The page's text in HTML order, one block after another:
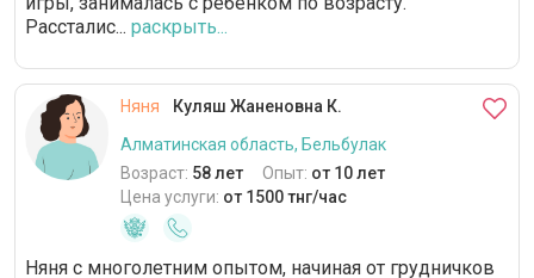
Рассталис... раскрыть...
Няня
Куляш Жаненовна К.
Алматинская область, Бельбулак
Возраст: 58 лет Опыт: от 10 лет
Цена услуги: от 1500 тнг/час
Няня с многолетним опытом, начиная от грудничков